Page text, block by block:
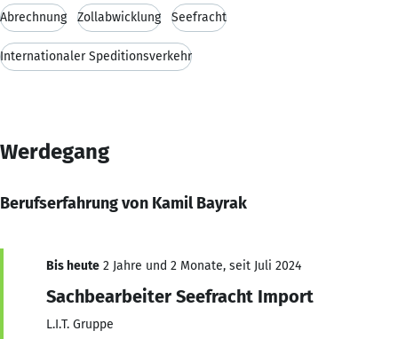
Abrechnung Zollabwicklung Seefracht
Internationaler Speditionsverkehr
Werdegang
Berufserfahrung von Kamil Bayrak
Bis heute 2 Jahre und 2 Monate, seit Juli 2024
Sachbearbeiter Seefracht Import
L.I.T. Gruppe